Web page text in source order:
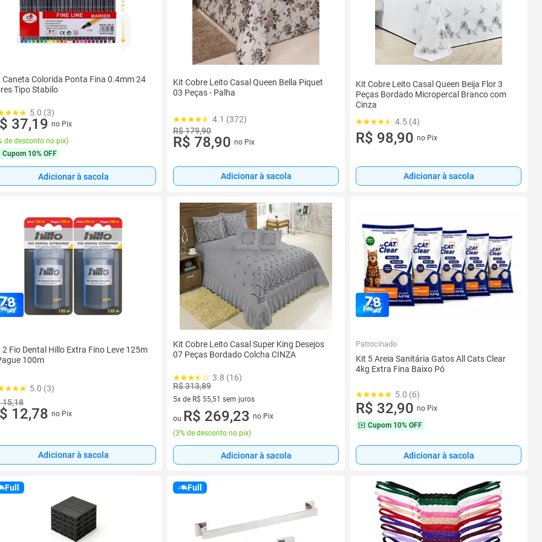
Caneta Colorida Ponta Fina 0.4mm 24
Tipo Stabilo
5.0 (3)
37,19 no Pix
de desconto no pix)
Cupom 10% OFF
Adicionar à sacola
Kit Cobre Leito Casal Queen Bella Piquet
03 Peças - Palha
4.1 (372)
R$ 179,90
R$ 78,90 no Pix
Adicionar à sacola
Kit Cobre Leito Casal Queen Beija Flor 3
Peças Bordado Micropercal Branco com
Cinza
4.5 (4)
R$ 98,90 no Pix
Adicionar à sacola
2 Fio Dental Hillo Extra Fino Leve 125m
100m
5.0 (3)
15,18
12,78 no Pix
Adicionar à sacola
Kit Cobre Leito Casal Super King Desejos
07 Peças Bordado Colcha CINZA
3.8 (16)
R$ 313,89
5x de R$ 55,51 sem juros
5 vez de R$ 55,51 sem juros
ou R$ 269,23 no Pix
(3% de desconto no pix)
Adicionar à sacola
Patrocinado
Kit 5 Areia Sanitária Gatos All Cats Clear
4kg Extra Fina Baixo Pó
5.0 (6)
R$ 32,90 no Pix
Cupom 10% OFF
Adicionar à sacola
Full Full